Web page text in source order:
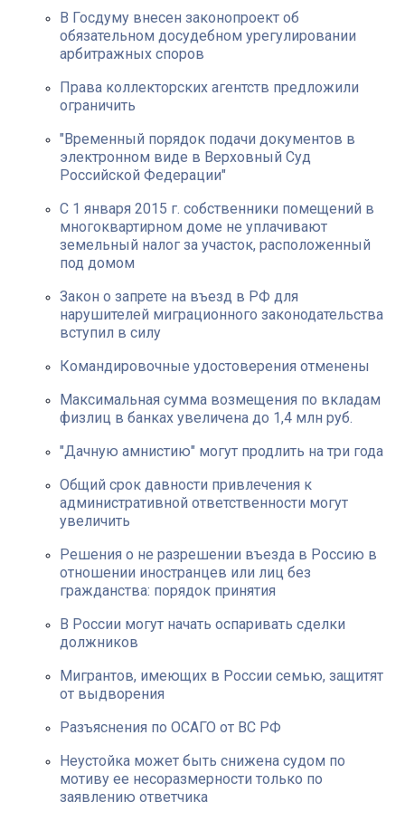
В Госдуму внесен законопроект об
обязательном досудебном урегулировании
арбитражных споров
Права коллекторских агентств предложили
ограничить
"Временный порядок подачи документов в
электронном виде в Верховный Суд
Российской Федерации"
С 1 января 2015 г. собственники помещений в
многоквартирном доме не уплачивают
земельный налог за участок, расположенный
под домом
Закон о запрете на въезд в РФ для
нарушителей миграционного законодательства
вступил в силу
Командировочные удостоверения отменены
Максимальная сумма возмещения по вкладам
физлиц в банках увеличена до 1,4 млн руб.
"Дачную амнистию" могут продлить на три года
Общий срок давности привлечения к
административной ответственности могут
увеличить
Решения о не разрешении въезда в Россию в
отношении иностранцев или лиц без
гражданства: порядок принятия
В России могут начать оспаривать сделки
должников
Мигрантов, имеющих в России семью, защитят
от выдворения
Разъяснения по ОСАГО от ВС РФ
Неустойка может быть снижена судом по
мотиву ее несоразмерности только по
заявлению ответчика